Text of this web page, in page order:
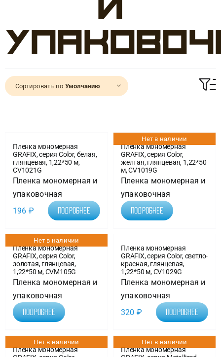
О нас
Отзывы
Политика конфиденциальности
и
Сортировать по Умолчанию
Пленка мономерная
GRAFIX, серия Color, белая,
глянцевая, 1,22*50 м,
CV1021G
Пленка мономерная и
упаковочная
196 ₽ Подробнее
Нет в наличии
Пленка мономерная
GRAFIX, серия Color,
желтая, глянцевая, 1,22*50
м, CV1019G
Пленка мономерная и
упаковочная
Подробнее
Нет в наличии
Пленка мономерная
GRAFIX, серия Color,
золотая, глянцевая,
1,22*50 м, CVM105G
Пленка мономерная и
упаковочная
Подробнее
Пленка мономерная
GRAFIX, серия Color, светло-
красная, глянцевая,
1,22*50 м, CV1029G
Пленка мономерная и
упаковочная
320 ₽ Подробнее
Нет в наличии
Пленка мономерная
Нет в наличии
Пленка мономерная